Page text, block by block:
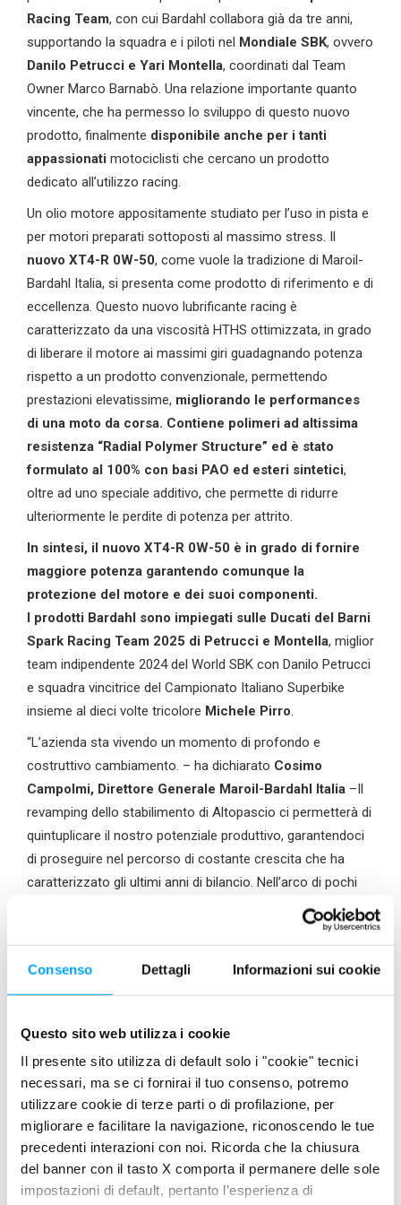
Consenso Dettagli Informazioni sui cookie
Questo sito web utilizza i cookie
Il presente sito utilizza di default solo i "cookie" tecnici
necessari, ma se ci fornirai il tuo consenso, potremo
utilizzare cookie di terze parti o di profilazione, per
migliorare e facilitare la navigazione, riconoscendo le tue
precedenti interazioni con noi. Ricorda che la chiusura
del banner con il tasto X comporta il permanere delle sole
impostazioni di default, pertanto l’esperienza di
Racing Team, con cui Bardahl collabora già da tre anni,
supportando la squadra e i piloti nel Mondiale SBK, ovvero
Danilo Petrucci e Yari Montella, coordinati dal Team
Owner Marco Barnabò. Una relazione importante quanto
vincente, che ha permesso lo sviluppo di questo nuovo
prodotto, finalmente disponibile anche per i tanti
appassionati motociclisti che cercano un prodotto
dedicato all’utilizzo racing.
Un olio motore appositamente studiato per l’uso in pista e
per motori preparati sottoposti al massimo stress. Il
nuovo XT4-R 0W-50, come vuole la tradizione di Maroil-
Bardahl Italia, si presenta come prodotto di riferimento e di
eccellenza. Questo nuovo lubrificante racing è
caratterizzato da una viscosità HTHS ottimizzata, in grado
di liberare il motore ai massimi giri guadagnando potenza
rispetto a un prodotto convenzionale, permettendo
prestazioni elevatissime, migliorando le performances
di una moto da corsa. Contiene polimeri ad altissima
resistenza “Radial Polymer Structure” ed è stato
formulato al 100% con basi PAO ed esteri sintetici,
oltre ad uno speciale additivo, che permette di ridurre
ulteriormente le perdite di potenza per attrito.
In sintesi, il nuovo XT4-R 0W-50 è in grado di fornire
maggiore potenza garantendo comunque la
protezione del motore e dei suoi componenti.
I prodotti Bardahl sono impiegati sulle Ducati del Barni
Spark Racing Team 2025 di Petrucci e Montella, miglior
team indipendente 2024 del World SBK con Danilo Petrucci
e squadra vincitrice del Campionato Italiano Superbike
insieme al dieci volte tricolore Michele Pirro.
“L’azienda sta vivendo un momento di profondo e
costruttivo cambiamento. – ha dichiarato Cosimo
Campolmi, Direttore Generale Maroil-Bardahl Italia –Il
revamping dello stabilimento di Altopascio ci permetterà di
quintuplicare il nostro potenziale produttivo, garantendoci
di proseguire nel percorso di costante crescita che ha
caratterizzato gli ultimi anni di bilancio. Nell’arco di pochi
commerciale, aggiornato tutte le gamme di lubrificanti e
un’azienda fatta di persone appassionate, competenti ed
entusiaste. Le nostre attività di sponsorizzazione non
grazie a partnership come questa con il Barni Spark Racing
Team, rappresentano l’opportunità di sviluppare nuovi
prodotti, mantenendo fede ai nostri fattori distintivi, quali
eccellenza, qualità e innovazione. Questo primo prodotto,
frutto della nostra reciproca collaborazione con il Team,
conferma la grande affinità, la condivisione di valori e il
coraggio di proporre nuove soluzioni, capaci di aumentare